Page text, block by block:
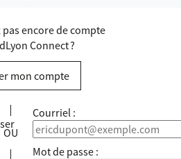
pas encore de compte
Connect ?
mon compte
Courriel :
Mot de passe :